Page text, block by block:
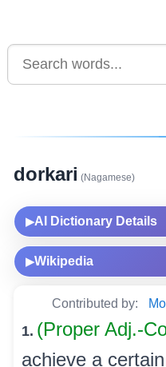
dorkari (Nagamese)
▶AI Dictionary Details
▶Wikipedia
Contributed by:
1. (Proper Adj.-
achieve a